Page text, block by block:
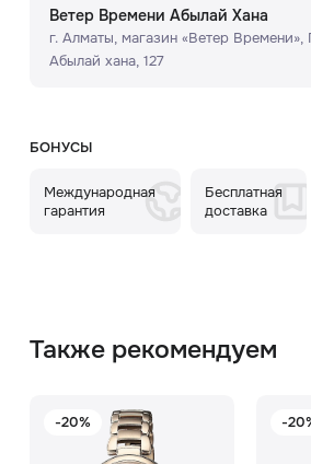
Ветер Времени Абылай Хана
г. Алматы, ​магазин «Ветер Времени»​,
Абылай хана, 127
БОНУСЫ
Международная
гарантия
Бесплатная
доставка
Также рекомендуем
-20% -